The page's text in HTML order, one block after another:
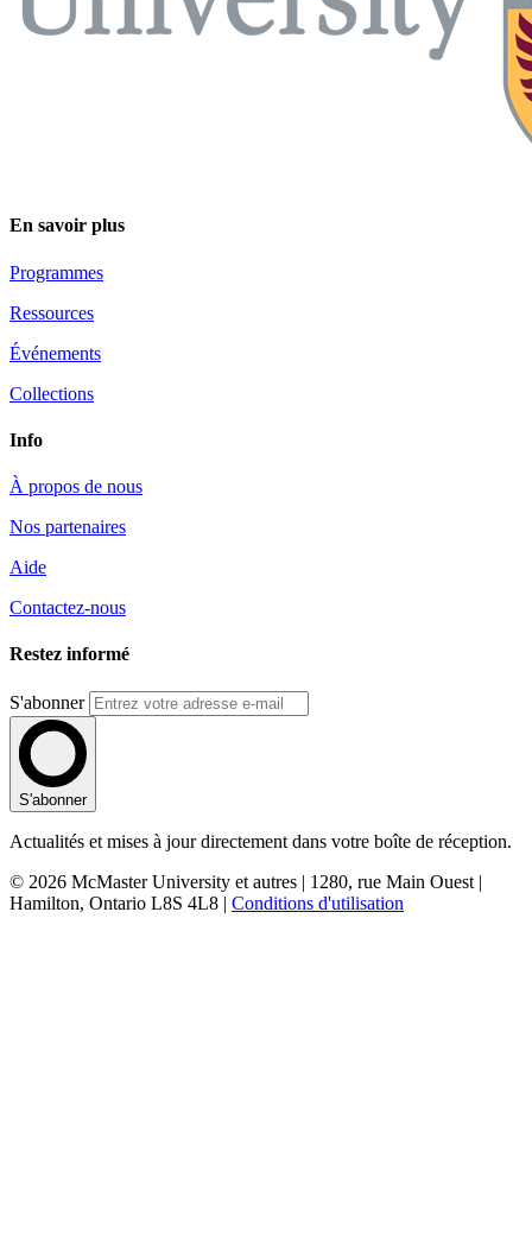
En savoir plus
Programmes
Ressources
Événements
Collections
Info
À propos de nous
Nos partenaires
Aide
Contactez-nous
Restez informé
S'abonner
S'abonner
Actualités et mises à jour directement dans votre boîte de réception.
© 2026 McMaster University et autres | 1280, rue Main Ouest |
Hamilton, Ontario L8S 4L8 | Conditions d'utilisation